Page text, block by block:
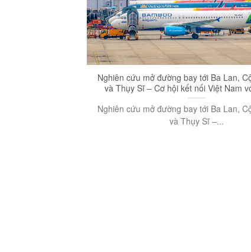
Nghiên cứu mở đường bay tới Ba Lan,
và Thụy Sĩ – Cơ hội kết nối Việt Nam
Nghiên cứu mở đường bay tới Ba Lan,
và Thụy Sĩ –...